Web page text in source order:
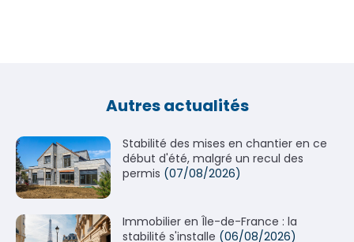
Autres actualités
Stabilité des mises en chantier en ce
début d'été, malgré un recul des
permis (07/08/2026)
Immobilier en Île-de-France : la
stabilité s'installe (06/08/2026)